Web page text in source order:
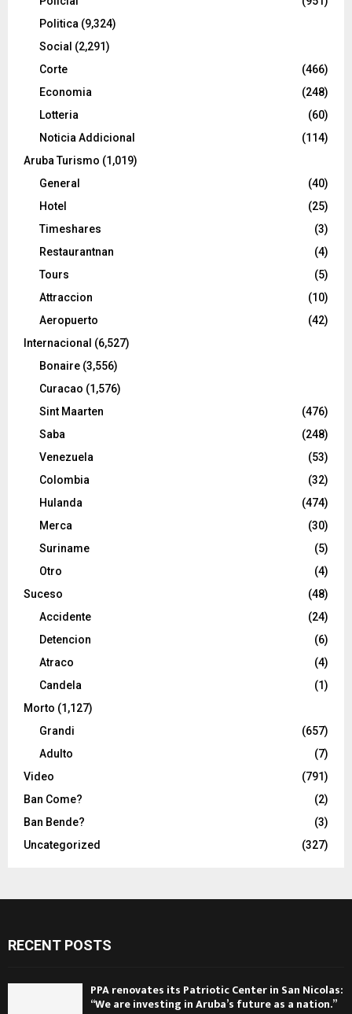
Politica (9,324)
Social (2,291)
Corte
(466)
Economia
(248)
Lotteria
(60)
Noticia Addicional
(114)
Aruba Turismo (1,019)
General
(40)
Hotel
(25)
Timeshares
(3)
Restaurantnan
(4)
Tours
(5)
Attraccion
(10)
Aeropuerto
(42)
Internacional (6,527)
Bonaire (3,556)
Curacao (1,576)
Sint Maarten
(476)
Saba
(248)
Venezuela
(53)
Colombia
(32)
Hulanda
(474)
Merca
(30)
Suriname
(5)
Otro
(4)
Suceso
(48)
Accidente
(24)
Detencion
(6)
Atraco
(4)
Candela
(1)
Morto (1,127)
Grandi
(657)
Adulto
(7)
Video
(791)
Ban Come?
(2)
Ban Bende?
(3)
Uncategorized
(327)
RECENT POSTS
PPA renovates its Patriotic Center in San Nicolas:
“We are investing in Aruba’s future as a nation.”